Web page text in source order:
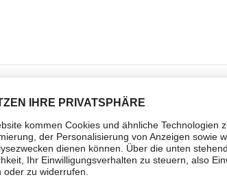
Staubsauger
Asche